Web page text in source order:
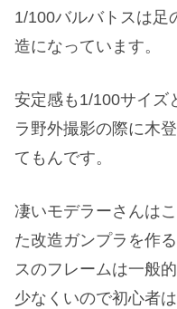
1/100バルバトスは足
造になっています。
安定感も1/100サイズ
ラ野外撮影の際に木
てもんです。
凄いモデラーさんは
た改造ガンプラを作
スのフレームは一般
少なくいので初心者